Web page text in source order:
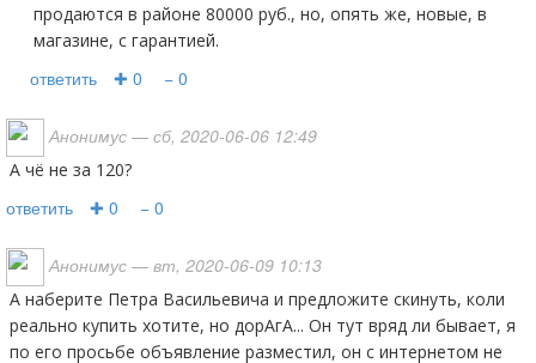
продаются в районе 80000 руб., но, опять же, новые, в
магазине, с гарантией.
ответить ✚ 0 − 0
Анонимус — сб, 2020-06-06 12:49
А чё не за 120?
ответить ✚ 0 − 0
Анонимус — вт, 2020-06-09 10:13
А наберите Петра Васильевича и предложите скинуть, коли
реально купить хотите, но дорАгА... Он тут вряд ли бывает, я
по его просьбе объявление разместил, он с интернетом не